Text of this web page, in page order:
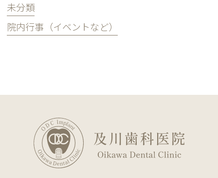
未分類
院内行事（イベントなど）